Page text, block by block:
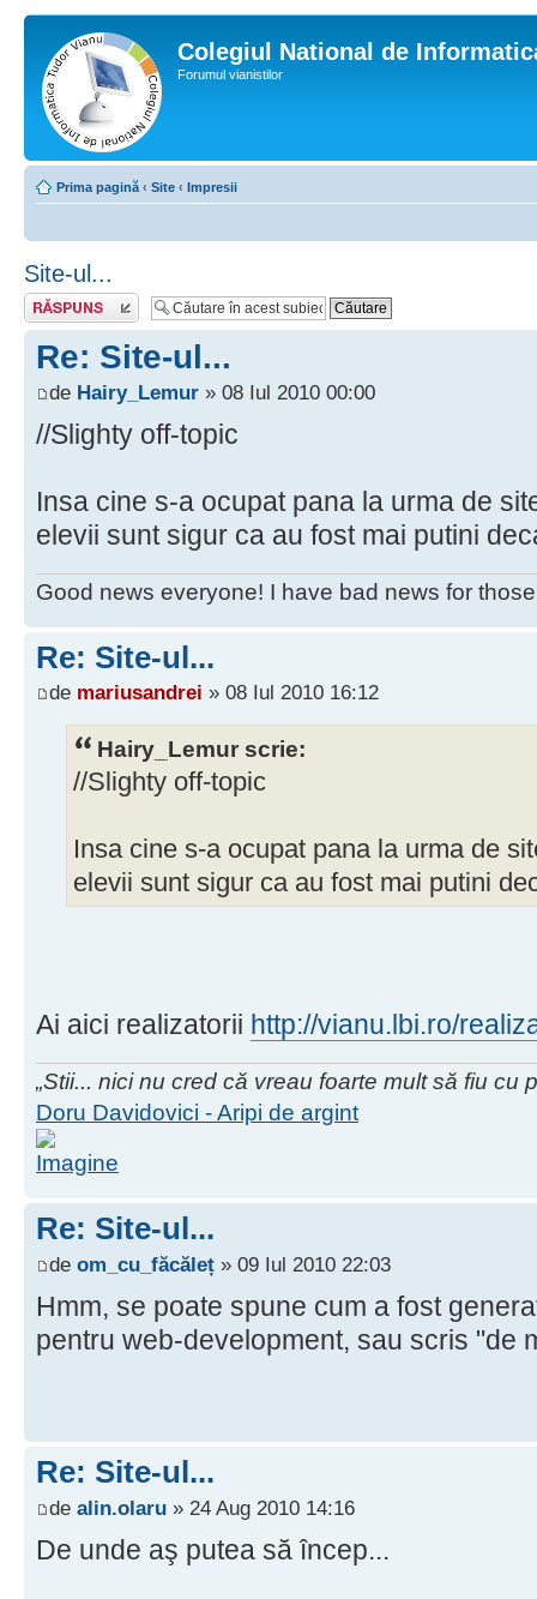
Colegiul National de
Forumul vianistilor
Prima pagină ‹ Site ‹ Impresii
Site-ul...
Scrie un răspuns
Re: Site-ul...
de Hairy_Lemur » 08 Iul 2010 00:00
//Slighty off-topic
Insa cine s-a ocupat pana la urma de
elevii sunt sigur ca au fost mai putini
Good news everyone! I have bad news for
Re: Site-ul...
de mariusandrei » 08 Iul 2010 16:12
Hairy_Lemur scrie:
//Slighty off-topic
Insa cine s-a ocupat pana la urma de
elevii sunt sigur ca au fost mai putini
Ai aici realizatorii http://vianu.lbi.ro/
„Stii... nici nu cred că vreau foarte mult să fiu cu
Doru Davidovici - Aripi de argint
Re: Site-ul...
de om_cu_făcăleț » 09 Iul 2010 22:03
Hmm, se poate spune cum a fost
pentru web-development, sau scris "de
Re: Site-ul...
de alin.olaru » 24 Aug 2010 14:16
De unde aş putea să încep...